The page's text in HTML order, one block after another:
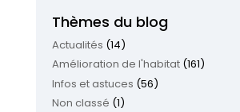
Thèmes du blog
Actualités (14)
Amélioration de l'habitat(161)
Infos et astuces (56)
Non classé (1)